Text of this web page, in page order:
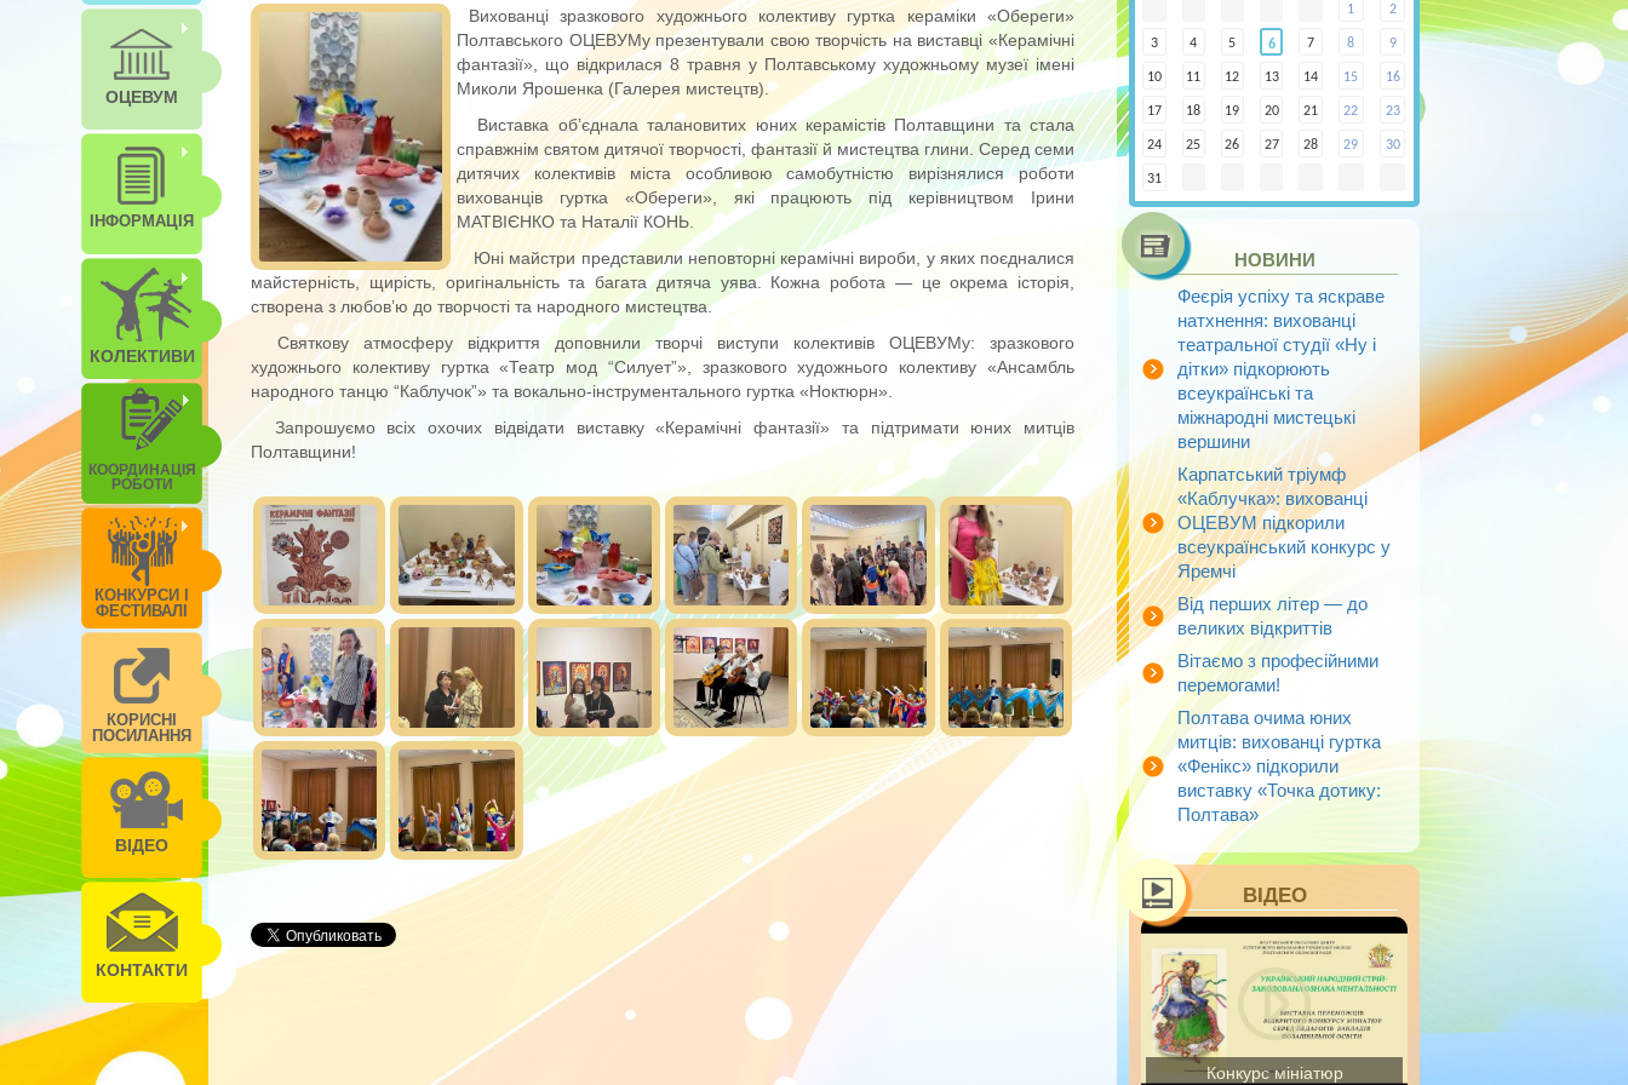
ОЦЕВУМ
ІНФОРМАЦІЯ
КОЛЕКТИВИ
КООРДИНАЦІЯ
РОБОТИ
КОНКУРСИ І
ФЕСТИВАЛІ
КОРИСНІ
ПОСИЛАННЯ
ВІДЕО
КОНТАКТИ
Вихованці зразкового художнього колективу гуртка кераміки «Обереги»
Полтавського ОЦЕВУМу презентували свою творчість на виставці «Керамічні
фантазії», що відкрилася 8 травня у Полтавському художньому музеї імені
Миколи Ярошенка (Галерея мистецтв).
Виставка об’єднала талановитих юних керамістів Полтавщини та стала
справжнім святом дитячої творчості, фантазії й мистецтва глини. Серед семи
дитячих колективів міста особливою самобутністю вирізнялися роботи
вихованців гуртка «Обереги», які працюють під керівництвом Ірини
МАТВІЄНКО та Наталії КОНЬ.
Юні майстри представили неповторні керамічні вироби, у яких поєдналися
майстерність, щирість, оригінальність та багата дитяча уява. Кожна робота — це окрема історія,
створена з любов’ю до творчості та народного мистецтва.
Святкову атмосферу відкриття доповнили творчі виступи колективів ОЦЕВУМу: зразкового
художнього колективу гуртка «Театр мод “Силует”», зразкового художнього колективу «Ансамбль
народного танцю “Каблучок”» та вокально-інструментального гуртка «Ноктюрн».
Запрошуємо всіх охочих відвідати виставку «Керамічні фантазії» та підтримати юних митців
Полтавщини!
1
2
3 4 5 6 7 8 9
10 11 12 13 14 15 16
17 18 19 20 21 22 23
24 25 26 27 28 29 30
31
НОВИНИ
Феєрія успіху та яскраве
натхнення: вихованці
театральної студії «Ну і
дітки» підкорюють
всеукраїнські та
міжнародні мистецькі
вершини
Карпатський тріумф
«Каблучка»: вихованці
ОЦЕВУМ підкорили
всеукраїнський конкурс у
Яремчі
Від перших літер — до
великих відкриттів
Вітаємо з професійними
перемогами!
Полтава очима юних
митців: вихованці гуртка
«Фенікс» підкорили
виставку «Точка дотику:
Полтава»
ВІДЕО
Конкурс мініатюр